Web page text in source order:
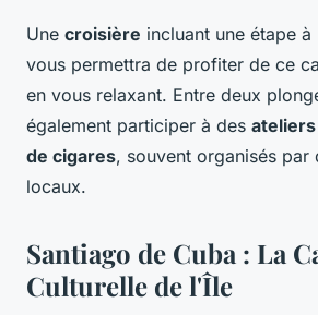
Une croisière incluant une étape
vous permettra de profiter de ce
en vous relaxant. Entre deux
également participer à des
de cigares, souvent organisés par
locaux.
Santiago de Cuba : La
Culturelle de l'Île